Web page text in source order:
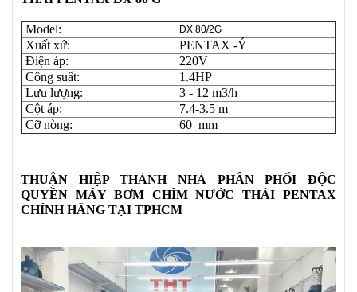
Model: DX 80/2G
Xuất xứ:
PENTAX -Ý
Điện áp:
220V
Công suất:
1.4HP
Lưu lượng:
3 - 12 m3/h
Cột áp:
7.4-3.5 m
Cỡ nòng:
60 mm
THUẬN HIỆP THÀNH NHÀ PHÂN PHỐI ĐỘC
QUYỀN MÁY BƠM CHÌM NƯỚC THẢI PENTAX
CHÍNH HÃNG TẠI TPHCM